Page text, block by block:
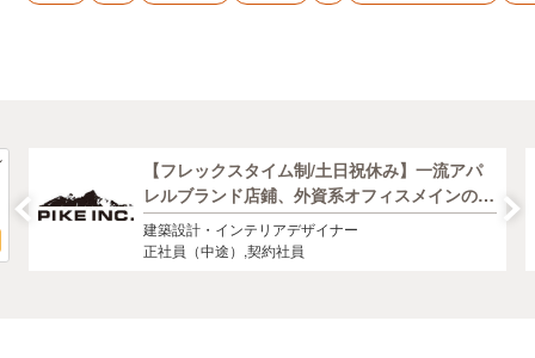
【フレックスタイム制/土日祝休み】一流アパ
レルブランド店鋪、外資系オフィスメインの建
築・インテリアデザイナー募集！
建築設計・インテリアデザイナー
正社員（中途）,契約社員